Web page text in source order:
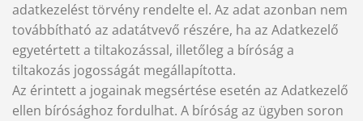
adatkezelést törvény rendelte el. Az adat azonban nem
továbbítható az adatátvevő részére, ha az Adatkezelő
egyetértett a tiltakozással, illetőleg a bíróság a
tiltakozás jogosságát megállapította.
Az érintett a jogainak megsértése esetén az Adatkezelő
ellen bírósághoz fordulhat. A bíróság az ügyben soron